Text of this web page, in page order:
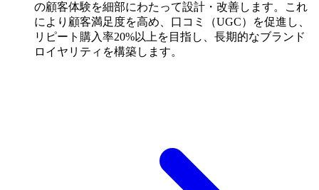
の顧客体験を細部にわたって設計・改善します。これ
により顧客満足度を高め、口コミ（UGC）を促進し、
リピート購入率20%以上を目指し、長期的なブランド
ロイヤリティを構築します。